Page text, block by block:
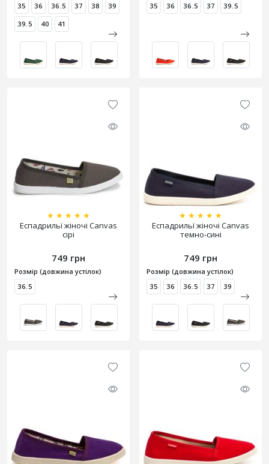
35
36 36.5 37 38
39
39.5
40 41
35
36 36.5 37 39.5
★ ★ ★ ★ ★
Еспадрильї жіночі Canvas
сірі
749 грн
Розмір (довжина устілок)
36.5
★ ★ ★ ★ ★
Еспадрильї жіночі Canvas
темно-сині
749 грн
Розмір (довжина устілок)
35
36 36.5 37 39